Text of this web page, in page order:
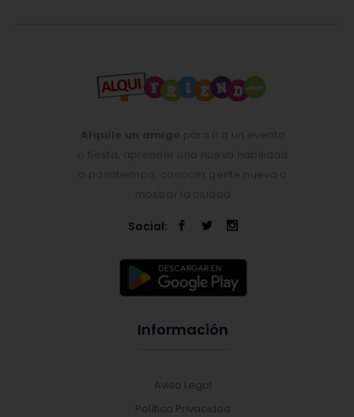
Social:
Información
Aviso Legal
Política Privacidad